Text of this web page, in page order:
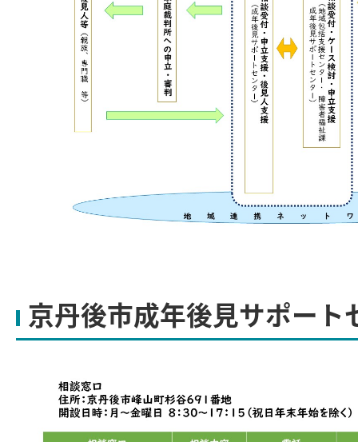
京丹後市成年後見サポート